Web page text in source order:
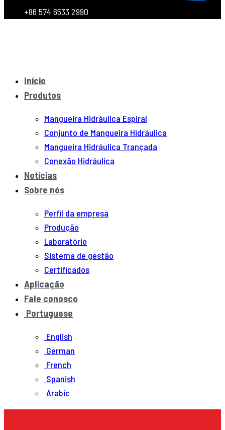
+86 574 6533 2990
Início
Produtos
Mangueira Hidráulica Espiral
Conjunto de Mangueira Hidráulica
Mangueira Hidráulica Trançada
Conexão Hidráulica
Notícias
Sobre nós
Perfil da empresa
Produção
Laboratório
Sistema de gestão
Certificados
Aplicação
Fale conosco
Portuguese
English
German
French
Spanish
Arabic